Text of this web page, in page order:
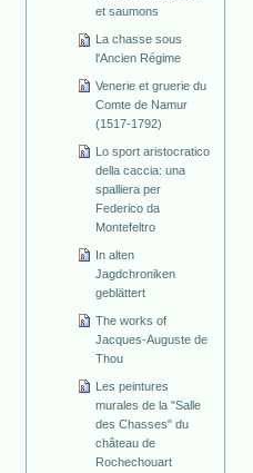
et saumons
La chasse sous
l'Ancien Régime
Venerie et gruerie du
Comte de Namur
(1517-1792)
Lo sport aristocratico
della caccia: una
spalliera per
Federico da
Montefeltro
In alten
Jagdchroniken
geblättert
The works of
Jacques-Auguste de
Thou
Les peintures
murales de la "Salle
des Chasses" du
château de
Rochechouart